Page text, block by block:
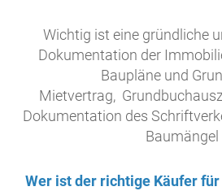
Wichtig ist eine gründliche
Dokumentation der
Baupläne und
Mietvertrag,
Dokumentation des
Baumängel
Wer ist der richtige Käufer